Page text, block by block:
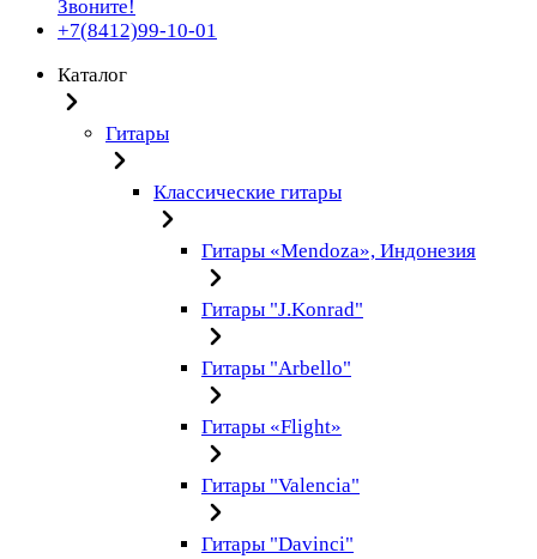
Звоните!
+7(8412)99-10-01
Каталог
Гитары
Классические гитары
Гитары «Mendoza», Индонезия
Гитары "J.Konrad"
Гитары "Arbello"
Гитары «Flight»
Гитары "Valencia"
Гитары "Davinci"